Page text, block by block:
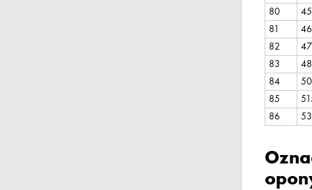
80
81
82
83
84
85
86